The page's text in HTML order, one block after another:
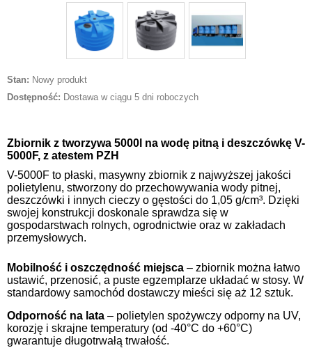
Stan: Nowy produkt
Dostępność: Dostawa w ciągu 5 dni roboczych
Zbiornik z tworzywa 5000l na wodę pitną i deszczówkę V-
5000F, z atestem PZH
V-5000F to płaski, masywny zbiornik z najwyższej jakości
polietylenu, stworzony do przechowywania wody pitnej,
deszczówki i innych cieczy o gęstości do 1,05 g/cm³. Dzięki
swojej konstrukcji doskonale sprawdza się w
gospodarstwach rolnych, ogrodnictwie oraz w zakładach
przemysłowych.
Mobilność i oszczędność miejsca – zbiornik można łatwo
ustawić, przenosić, a puste egzemplarze układać w stosy. W
standardowy samochód dostawczy mieści się aż 12 sztuk.
Odporność na lata – polietylen spożywczy odporny na UV,
korozję i skrajne temperatury (od -40°C do +60°C)
gwarantuje długotrwałą trwałość.